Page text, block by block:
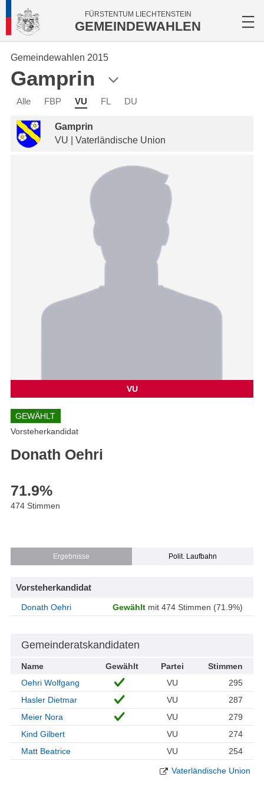
FÜRSTENTUM LIECHTENSTEIN
GEMEINDEWAHLEN
Gemeindewahlen 2015
Gamprin
Alle FBP VU FL DU
Gamprin
VU | Vaterländische Union
VU
GEWÄHLT
Vorsteherkandidat
Donath Oehri
71.9%
474 Stimmen
Ergebnisse Polit. Laufbahn
Vorsteherkandidat
Donath Oehri Gewählt mit 474 Stimmen (71.9%)
Gemeinderatskandidaten
Name Gewählt Partei
Stimmen
Oehri Wolfgang
VU
295
Hasler Dietmar
VU
287
Meier Nora
VU
279
Kind Gilbert
VU
274
Matt Beatrice
VU 254
Vaterländische Union